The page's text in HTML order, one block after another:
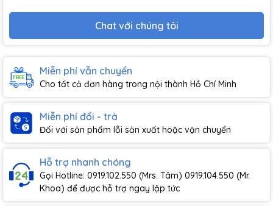
Chat với chúng tôi
Miễn phí vẫn chuyển
Cho tất cả đơn hàng trong nội thành Hồ Chí Minh
Miễn phí đổi - trả
Đối với sản phẩm lỗi sản xuất hoặc vận chuyển
Hỗ trợ nhanh chóng
Gọi Hotline: 0919.102.550 (Mrs. Tâm) 0919.104.550 (Mr.
Khoa) để được hỗ trợ ngay lập tức